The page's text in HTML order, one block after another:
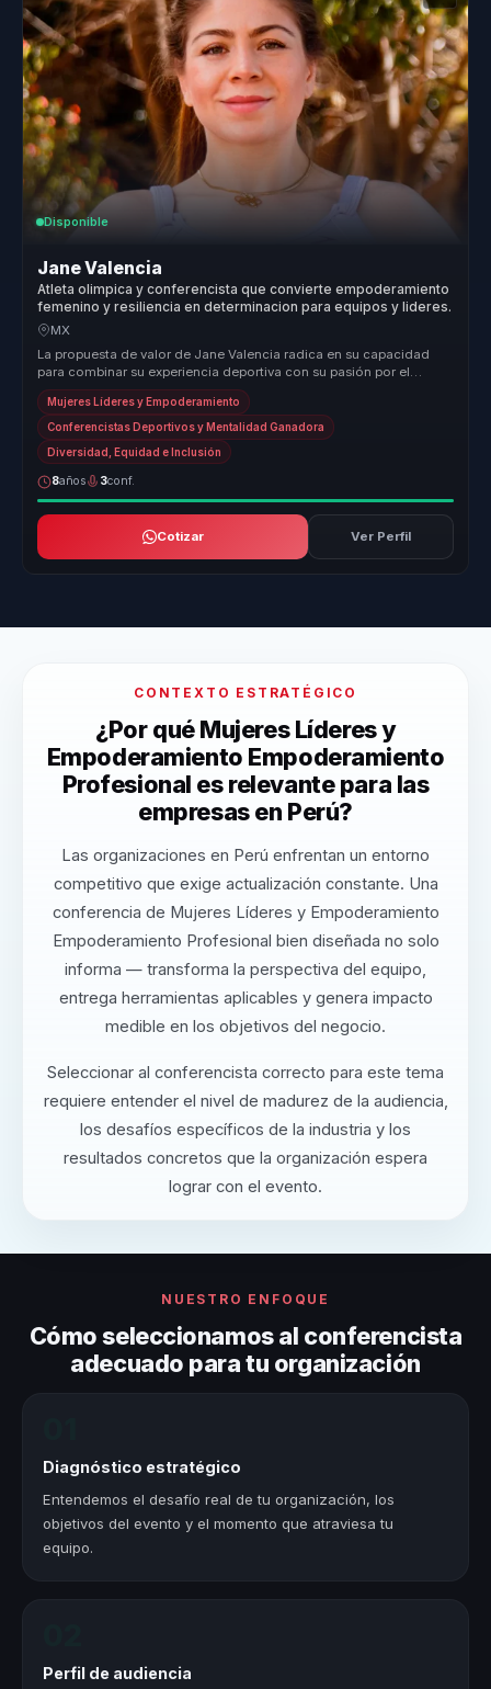
Disponible
Jane Valencia
Atleta olimpica y conferencista que convierte empoderamiento
femenino y resiliencia en determinacion para equipos y lideres.
MX
La propuesta de valor de Jane Valencia radica en su capacidad
para combinar su experiencia deportiva con su pasión por el
empoderamiento ...
Mujeres Líderes y Empoderamiento
Conferencistas Deportivos y Mentalidad Ganadora
Diversidad, Equidad e Inclusión
8años 3conf.
Cotizar Ver Perfil
CONTEXTO ESTRATÉGICO
¿Por qué Mujeres Líderes y
Empoderamiento Empoderamiento
Profesional es relevante para las
empresas en Perú?
Las organizaciones en Perú enfrentan un entorno
competitivo que exige actualización constante. Una
conferencia de Mujeres Líderes y Empoderamiento
Empoderamiento Profesional bien diseñada no solo
informa — transforma la perspectiva del equipo,
entrega herramientas aplicables y genera impacto
medible en los objetivos del negocio.
Seleccionar al conferencista correcto para este tema
requiere entender el nivel de madurez de la audiencia,
los desafíos específicos de la industria y los
resultados concretos que la organización espera
lograr con el evento.
NUESTRO ENFOQUE
Cómo seleccionamos al conferencista
adecuado para tu organización
Diagnóstico estratégico
Entendemos el desafío real de tu organización, los
objetivos del evento y el momento que atraviesa tu
equipo.
Perfil de audiencia